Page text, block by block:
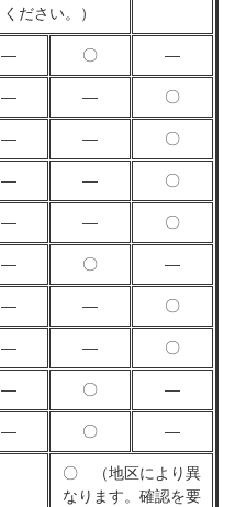
ください。）
― 〇 ―
― ― 〇
― ― 〇
― ― 〇
― ― 〇
― 〇 ―
― ― 〇
― ― 〇
― 〇 ―
― 〇 ―
〇 （地区により異
なります。確認を要